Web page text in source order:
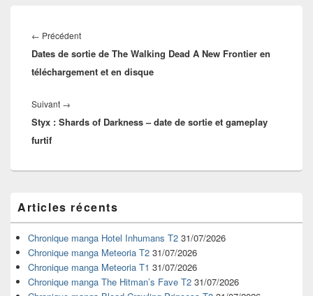
de
l’article
← PrécédentArticle
précédent :
Dates de sortie de The Walking Dead A New Frontier en
téléchargement et en disque
Suivant →
suivant :
Styx : Shards of Darkness – date de sortie et gameplay
furtif
principale
de
widget
pour
barre
latérale
Articles récents
Chronique manga Hotel Inhumans T2 31/07/2026
Chronique manga Meteoria T2 31/07/2026
Chronique manga Meteoria T1 31/07/2026
Chronique manga The Hitman’s Fave T2 31/07/2026